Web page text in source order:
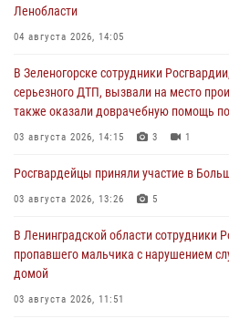
Ленобласти
04 августа 2026, 14:05
В Зеленогорске сотрудники
серьезного ДТП, вызвали на место
также оказали доврачебную помощь
03 августа 2026, 14:15 3 1
Росгвардейцы приняли участие в
03 августа 2026, 13:26 5
В Ленинградской области сотрудники
пропавшего мальчика с нарушением
домой
03 августа 2026, 11:51